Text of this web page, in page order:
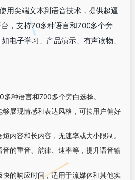
用尖端文本到语音技术，提供超逼
，支持70多种语言和700多个旁
电子学习、产品演示、有声读物、
多种语言和700多个旁白选择。
够展现情感和表达风格，可按用户偏好
短内容和长内容，无速率或大小限制。
音的重音、韵律、速率等，提升语音输
快的响应时间，适用于流媒体和其他实